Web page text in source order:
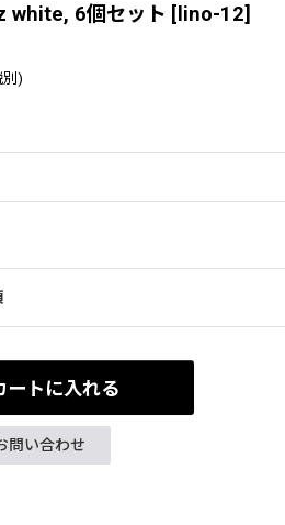
white, 6個セット [lino-12]
別)
ートに入れる
問い合わせ